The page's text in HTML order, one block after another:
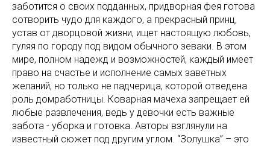
заботится о своих подданных, придворная фея готова
сотворить чудо для каждого, а прекрасный принц,
устав от дворцовой жизни, ищет настоящую любовь,
гуляя по городу под видом обычного зеваки. В этом
мире, полном надежд и возможностей, каждый имеет
право на счастье и исполнение самых заветных
желаний, но только не падчерица, которой отведена
роль домработницы. Коварная мачеха запрещает ей
любые развлечения, ведь у девочки есть важные
забота - уборка и готовка. Авторы взглянули на
известный сюжет под другим углом. “Золушка” – это